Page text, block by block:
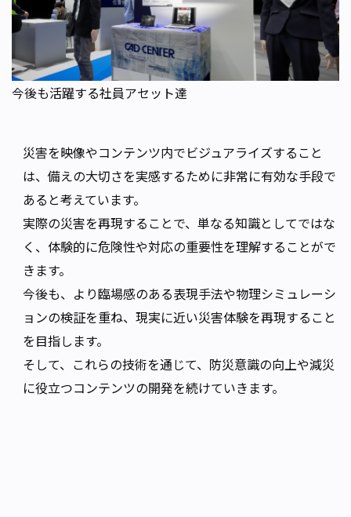
今後も活躍する社員アセット達
災害を映像やコンテンツ内でビジュアライズすること
は、備えの大切さを実感するために非常に有効な手段で
あると考えています。
実際の災害を再現することで、単なる知識としてではな
く、体験的に危険性や対応の重要性を理解することがで
きます。
今後も、より臨場感のある表現手法や物理シミュレーシ
ョンの検証を重ね、現実に近い災害体験を再現すること
を目指します。
そして、これらの技術を通じて、防災意識の向上や減災
に役立つコンテンツの開発を続けていきます。